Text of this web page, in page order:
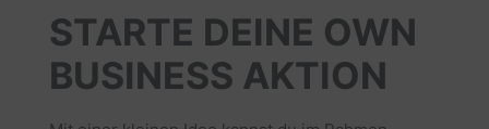
STARTE DEINE OWN
BUSINESS AKTION